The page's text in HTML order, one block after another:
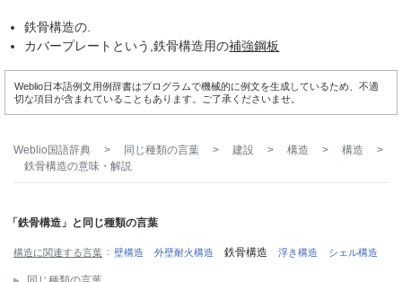
鉄骨構造の.
カバープレートという,鉄骨構造用の補強鋼板
Weblio日本語例文用例辞書はプログラムで機械的に例文を生成しているため、不適
切な項目が含まれていることもあります。ご了承くださいませ。
Weblio国語辞典 > 同じ種類の言葉 > 建設 > 構造 > 構造
>
鉄骨構造の意味・解説
「鉄骨構造」と同じ種類の言葉
構造に関連する言葉 壁構造 外壁耐火構造 鉄骨構造 浮き構造 シェル構造